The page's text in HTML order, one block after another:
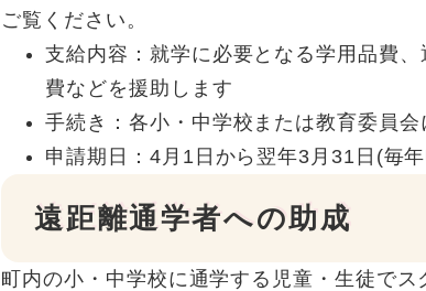
ご覧ください。
支給内容：就学に必要となる学用品費
費などを援助します
手続き：各小・中学校または教育委員
申請期日：4月1日から翌年3月31日(毎
遠距離通学者への助成
町内の小・中学校に通学する児童・生徒で